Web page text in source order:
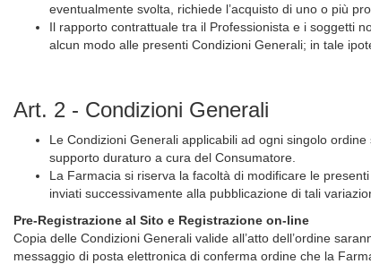
eventualmente svolta, richiede l’acquisto di uno o più
Il rapporto contrattuale tra il Professionista e i soggetti
alcun modo alle presenti Condizioni Generali; in tale
Art. 2 - Condizioni Generali
Le Condizioni Generali applicabili ad ogni singolo
supporto duraturo a cura del Consumatore.
La Farmacia si riserva la facoltà di modificare le
inviati successivamente alla pubblicazione di tali
Pre-Registrazione al Sito e Registrazione on-line
Copia delle Condizioni Generali valide all’atto dell’ordine
messaggio di posta elettronica di conferma ordine che la